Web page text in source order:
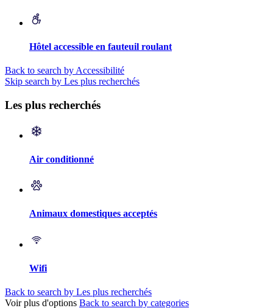
Hôtel accessible en fauteuil roulant
Back to search by Accessibilité
Skip search by Les plus recherchés
Les plus recherchés
Air conditionné
Animaux domestiques acceptés
Wifi
Back to search by Les plus recherchés
Voir plus d'options Back to search by categories